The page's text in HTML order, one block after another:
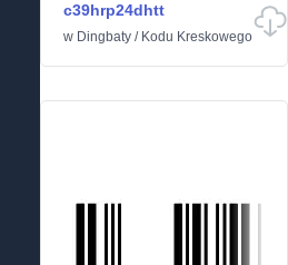
c39hrp24dhtt
w Dingbaty / Kodu Kreskowego